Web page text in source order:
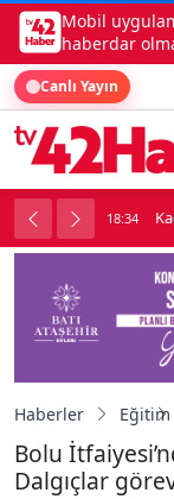
Mobil
haberdar
Canlı Yayın
soygun 18:34
Haberler Eğitim
Bolu
Dalgıçlar